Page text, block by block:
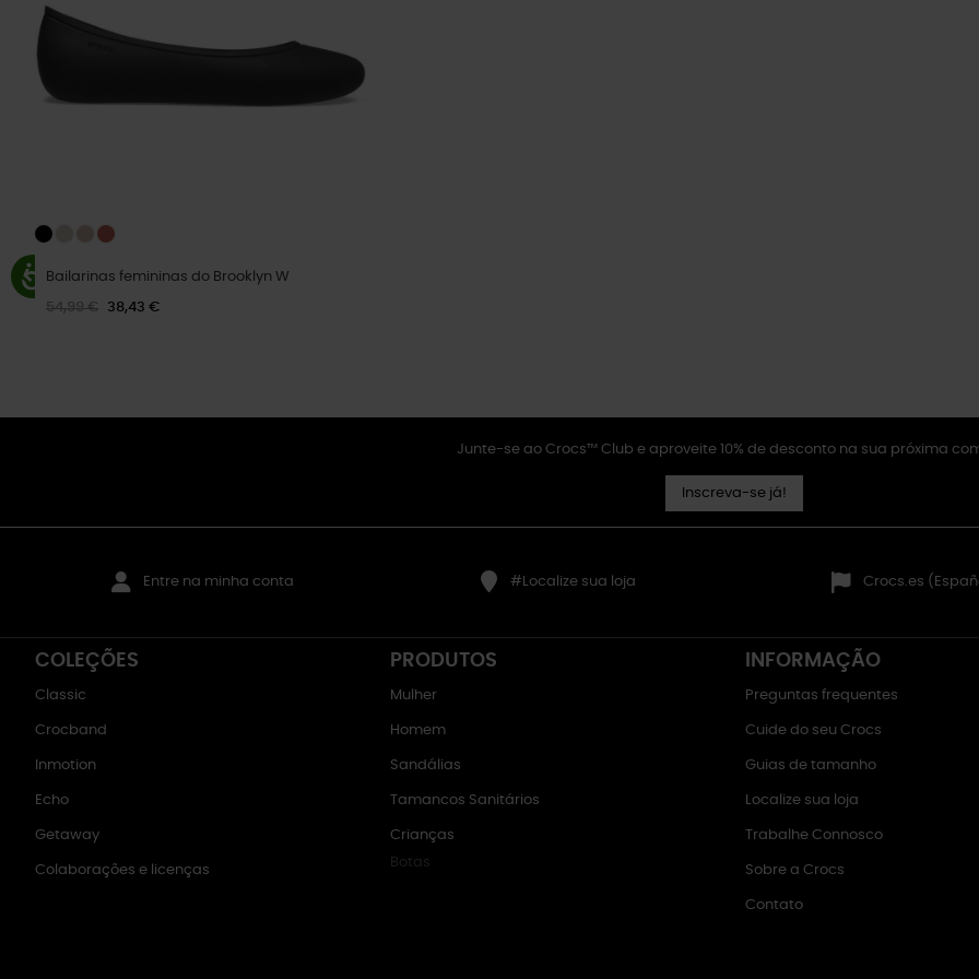
Bailarinas femininas do Brooklyn W
54,99 € 38,43 €
Junte-se ao Crocs™ Club e aproveite 10% de desconto na sua próxima
Inscreva-se já!
Entre na minha conta #Localize sua loja Crocs.es
COLEÇÕES
Classic
Crocband
Inmotion
Echo
Getaway
Colaborações e licenças
PRODUTOS
Mulher
Homem
Sandálias
Tamancos Sanitários
Crianças
Botas
INFORMAÇÃO
Preguntas frequentes
Cuide do seu Crocs
Guias de tamanho
Localize sua loja
Trabalhe Connosco
Sobre a Crocs
Contato